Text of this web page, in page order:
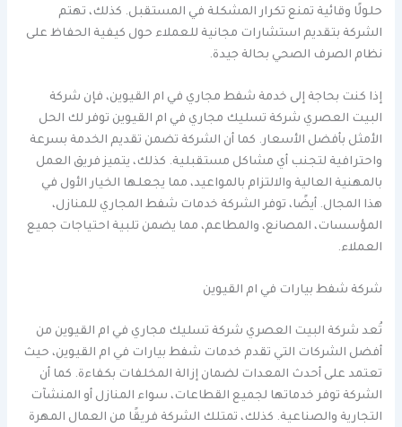
حلولًا وقائية تمنع تكرار المشكلة في المستقبل. كذلك، تهتم
الشركة بتقديم استشارات مجانية للعملاء حول كيفية الحفاظ على
نظام الصرف الصحي بحالة جيدة.
إذا كنت بحاجة إلى خدمة شفط مجاري في ام القيوين، فإن شركة
البيت العصري شركة تسليك مجاري في ام القيوين توفر لك الحل
الأمثل بأفضل الأسعار. كما أن الشركة تضمن تقديم الخدمة بسرعة
واحترافية لتجنب أي مشاكل مستقبلية. كذلك، يتميز فريق العمل
بالمهنية العالية والالتزام بالمواعيد، مما يجعلها الخيار الأول في
هذا المجال. أيضًا، توفر الشركة خدمات شفط المجاري للمنازل،
المؤسسات، المصانع، والمطاعم، مما يضمن تلبية احتياجات جميع
العملاء.
شركة شفط بيارات في ام القيوين
تُعد شركة البيت العصري شركة تسليك مجاري في ام القيوين من
أفضل الشركات التي تقدم خدمات شفط بيارات في ام القيوين، حيث
تعتمد على أحدث المعدات لضمان إزالة المخلفات بكفاءة. كما أن
الشركة توفر خدماتها لجميع القطاعات، سواء المنازل أو المنشآت
التجارية والصناعية. كذلك، تمتلك الشركة فريقًا من العمال المهرة